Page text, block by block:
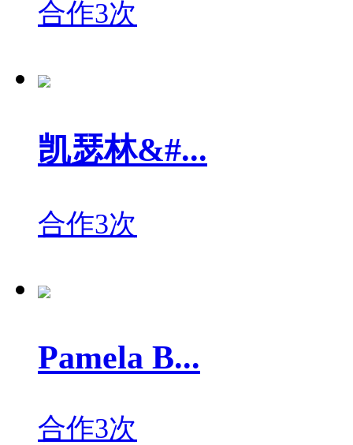
合作3次
凯瑟林&#...
合作3次
Pamela B...
合作3次